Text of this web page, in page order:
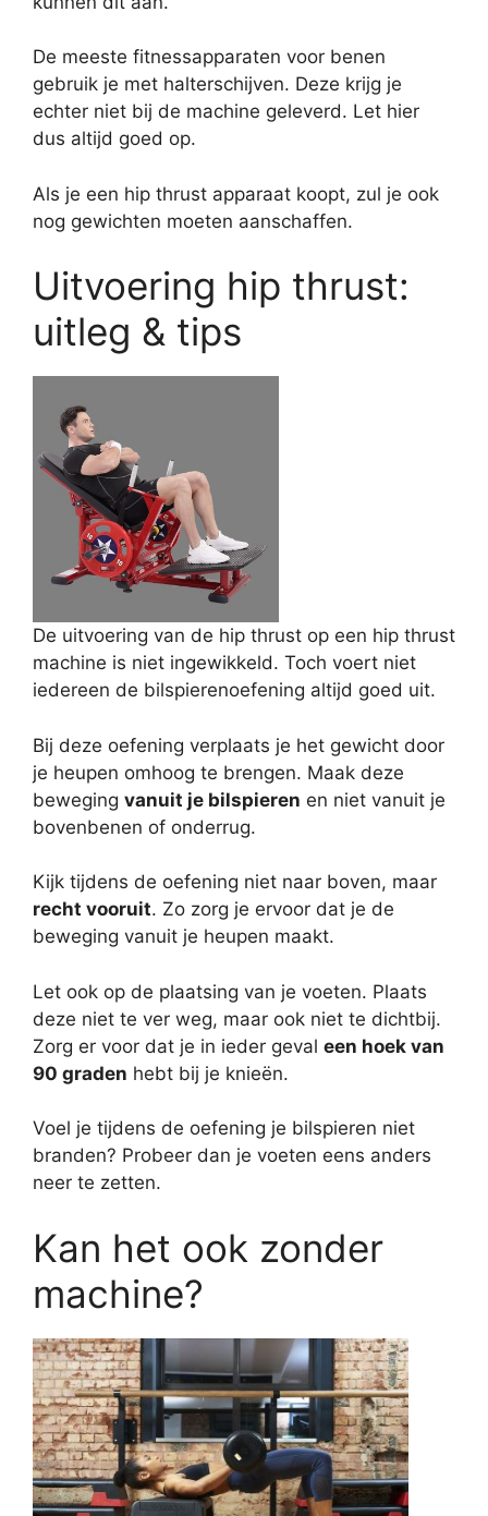
De meeste fitnessapparaten voor benen
gebruik je met halterschijven. Deze krijg je
echter niet bij de machine geleverd. Let hier
dus altijd goed op.
Als je een hip thrust apparaat koopt, zul je ook
nog gewichten moeten aanschaffen.
Uitvoering hip thrust:
uitleg & tips
De uitvoering van de hip thrust op een hip thrust
machine is niet ingewikkeld. Toch voert niet
iedereen de bilspierenoefening altijd goed uit.
Bij deze oefening verplaats je het gewicht door
je heupen omhoog te brengen. Maak deze
beweging vanuit je bilspieren en niet vanuit je
bovenbenen of onderrug.
Kijk tijdens de oefening niet naar boven, maar
recht vooruit. Zo zorg je ervoor dat je de
beweging vanuit je heupen maakt.
Let ook op de plaatsing van je voeten. Plaats
deze niet te ver weg, maar ook niet te dichtbij.
Zorg er voor dat je in ieder geval een hoek van
90 graden hebt bij je knieën.
Voel je tijdens de oefening je bilspieren niet
branden? Probeer dan je voeten eens anders
neer te zetten.
Kan het ook zonder
machine?